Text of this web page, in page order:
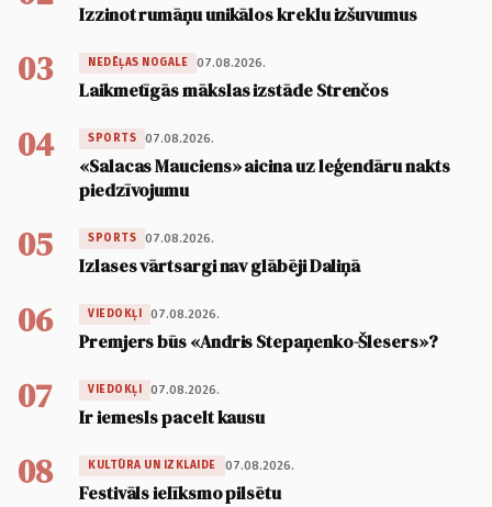
Izzinot rumāņu unikālos kreklu izšuvumus
03 NEDĒĻAS NOGALE 07.08.2026.
Laikmetīgās mākslas izstāde Strenčos
04 SPORTS 07.08.2026.
«Salacas Mauciens» aicina uz leģendāru nakts
piedzīvojumu
05 SPORTS 07.08.2026.
Izlases vārtsargi nav glābēji Daliņā
06 VIEDOKĻI 07.08.2026.
Premjers būs «Andris Stepaņenko-Šlesers»?
07 VIEDOKĻI 07.08.2026.
Ir iemesls pacelt kausu
08 KULTŪRA UN IZKLAIDE 07.08.2026.
Festivāls ielīksmo pilsētu